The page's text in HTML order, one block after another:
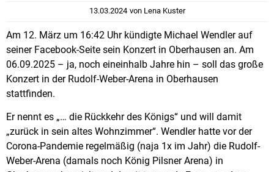
13.03.2024 vonLena Kuster
Am 12. März um 16:42 Uhr kündigte Michael Wendler auf
seiner Facebook-Seite sein Konzert in Oberhausen an. Am
06.09.2025 – ja, noch eineinhalb Jahre hin – soll das große
Konzert in der Rudolf-Weber-Arena in Oberhausen
stattfinden.
Er nennt es „… die Rückkehr des Königs“ und will damit
„zurück in sein altes Wohnzimmer“. Wendler hatte vor der
Corona-Pandemie regelmäßig (naja 1x im Jahr) die Rudolf-
Weber-Arena (damals noch König Pilsner Arena) in